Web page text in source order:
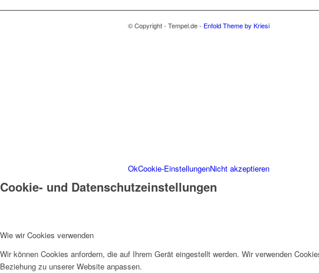
© Copyright - Tempel.de - Enfold Theme by Kriesi
OkCookie-EinstellungenNicht akzeptieren
Cookie- und Datenschutzeinstellungen
Wie wir Cookies verwenden
Wir können Cookies anfordern, die auf Ihrem Gerät eingestellt werden. Wir verwenden
Beziehung zu unserer Website anpassen.